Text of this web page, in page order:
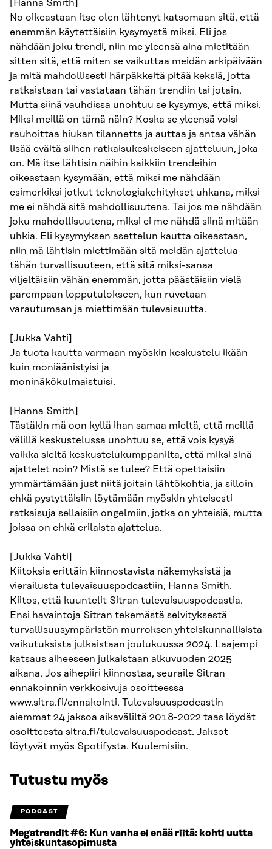
[Hanna Smith]
No oikeastaan itse olen lähtenyt katsomaan sitä, että
enemmän käytettäisiin kysymystä miksi. Eli jos
nähdään joku trendi, niin me yleensä aina mietitään
sitten sitä, että miten se vaikuttaa meidän arkipäivään
ja mitä mahdollisesti härpäkkeitä pitää keksiä, jotta
ratkaistaan tai vastataan tähän trendiin tai jotain.
Mutta siinä vauhdissa unohtuu se kysymys, että miksi.
Miksi meillä on tämä näin? Koska se yleensä voisi
rauhoittaa hiukan tilannetta ja auttaa ja antaa vähän
lisää eväitä siihen ratkaisukeskeiseen ajatteluun, joka
on. Mä itse lähtisin näihin kaikkiin trendeihin
oikeastaan kysymään, että miksi me nähdään
esimerkiksi jotkut teknologiakehitykset uhkana, miksi
me ei nähdä sitä mahdollisuutena. Tai jos me nähdään
joku mahdollisuutena, miksi ei me nähdä siinä mitään
uhkia. Eli kysymyksen asettelun kautta oikeastaan,
niin mä lähtisin miettimään sitä meidän ajattelua
tähän turvallisuuteen, että sitä miksi-sanaa
viljeltäisiin vähän enemmän, jotta päästäisiin vielä
parempaan lopputulokseen, kun ruvetaan
varautumaan ja miettimään tulevaisuutta.
[Jukka Vahti]
Ja tuota kautta varmaan myöskin keskustelu ikään
kuin moniäänistyisi ja
moninäkökulmaistuisi.
[Hanna Smith]
Tästäkin mä oon kyllä ihan samaa mieltä, että meillä
välillä keskustelussa unohtuu se, että vois kysyä
vaikka sieltä keskustelukumppanilta, että miksi sinä
ajattelet noin? Mistä se tulee? Että opettaisiin
ymmärtämään just niitä joitain lähtökohtia, ja silloin
ehkä pystyttäisiin löytämään myöskin yhteisesti
ratkaisuja sellaisiin ongelmiin, jotka on yhteisiä, mutta
joissa on ehkä erilaista ajattelua.
[Jukka Vahti]
Kiitoksia erittäin kiinnostavista näkemyksistä ja
vierailusta tulevaisuuspodcastiin, Hanna Smith.
Kiitos, että kuuntelit Sitran tulevaisuuspodcastia.
Ensi havaintoja Sitran tekemästä selvityksestä
turvallisuusympäristön murroksen yhteiskunnallisista
vaikutuksista julkaistaan joulukuussa 2024. Laajempi
katsaus aiheeseen julkaistaan alkuvuoden 2025
aikana. Jos aihepiiri kiinnostaa, seuraile Sitran
ennakoinnin verkkosivuja osoitteessa
www.sitra.fi/ennakointi. Tulevaisuuspodcastin
aiemmat 24 jaksoa aikaväliltä 2018-2022 taas löydät
osoitteesta sitra.fi/tulevaisuuspodcast. Jaksot
löytyvät myös Spotifysta. Kuulemisiin.
Tutustu myös
PODCAST
Megatrendit #6: Kun vanha ei enää riitä: kohti uutta
yhteiskuntasopimusta